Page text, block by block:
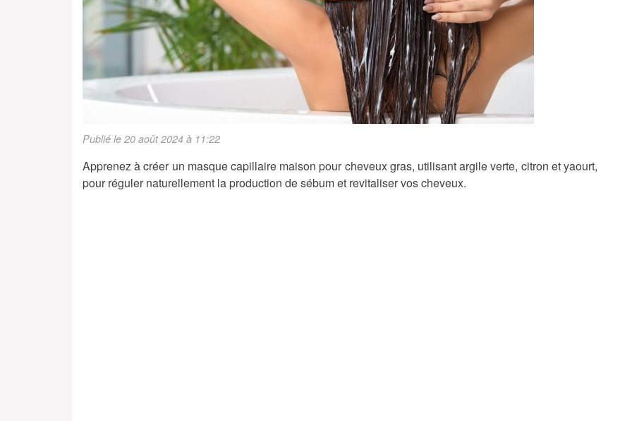
Publié le 20 août 2024 à 11:22
Apprenez à créer un masque capillaire maison pour cheveux gras, utilisant argile verte, citron et yaourt,
pour réguler naturellement la production de sébum et revitaliser vos cheveux.